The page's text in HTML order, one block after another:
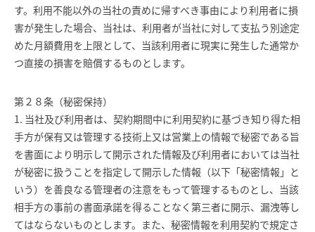
す。利用不能以外の当社の責めに帰すべき事由により利用者に損
害が発生した場合、当社は、利用者が当社に対して支払う別途定
めた月額費用を上限として、当該利用者に現実に発生した通常か
つ直接の損害を賠償するものとします。
第２８条（秘密保持）
1. 当社及び利用者は、契約期間中に利用契約に基づき知り得た相
手方が保有又は管理する技術上又は営業上の情報で秘密である旨
を書面により明示して開示された情報及び利用者においては当社
が秘密に扱うことを指定して開示した情報（以下「秘密情報」と
いう）を善良なる管理者の注意をもって管理するものとし、当該
相手方の事前の書面承諾を得ることなく第三者に開示、漏洩等し
てはならないものとします。また、秘密情報を利用契約で規定さ